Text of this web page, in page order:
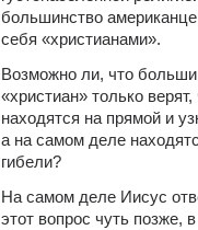
большинство
себя «христианами».
Возможно ли, что
«христиан» только верят,
находятся на прямой и
а на самом деле
гибели?
На самом деле Иисус
этот вопрос чуть позже,